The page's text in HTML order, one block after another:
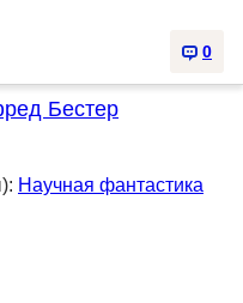
0
Бестер
Научная фантастика